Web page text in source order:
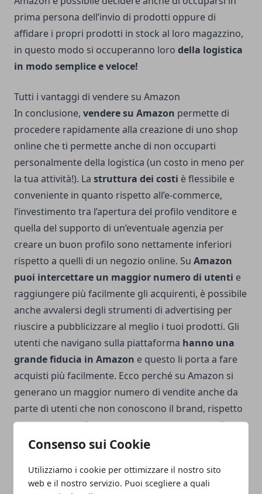
Consenso sui Cookie
Utilizziamo i cookie per ottimizzare il nostro sito
web e il nostro servizio. Puoi scegliere a quali
prima persona dell’invio di prodotti oppure di
affidare i propri prodotti in stock al loro magazzino,
in questo modo si occuperanno loro della logistica
in modo semplice e veloce!
Tutti i vantaggi di vendere su Amazon
In conclusione, vendere su Amazon permette di
procedere rapidamente alla creazione di uno shop
online che ti permette anche di non occuparti
personalmente della logistica (un costo in meno per
la tua attività!). La struttura dei costi è flessibile e
conveniente in quanto rispetto all’e-commerce,
l’investimento tra l’apertura del profilo venditore e
quella del supporto di un’eventuale agenzia per
creare un buon profilo sono nettamente inferiori
rispetto a quelli di un negozio online. Su Amazon
puoi intercettare un maggior numero di utenti e
raggiungere più facilmente gli acquirenti, è possibile
anche avvalersi degli strumenti di advertising per
riuscire a pubblicizzare al meglio i tuoi prodotti. Gli
utenti che navigano sulla piattaforma hanno una
grande fiducia in Amazon e questo li porta a fare
acquisti più facilmente. Ecco perché su Amazon si
generano un maggior numero di vendite anche da
parte di utenti che non conoscono il brand, rispetto
a quantosuccede su un e-commerce personale.